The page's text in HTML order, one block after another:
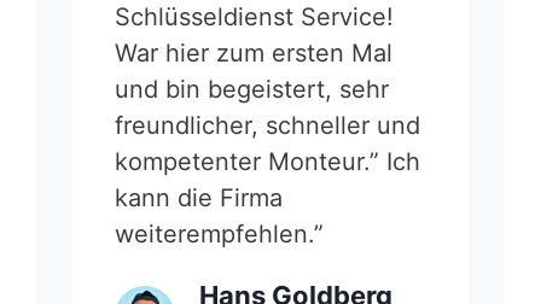
Schlüsseldienst Service!
War hier zum ersten Mal
und bin begeistert, sehr
freundlicher, schneller und
kompetenter Monteur.” Ich
kann die Firma
weiterempfehlen.”
Hans Goldberg